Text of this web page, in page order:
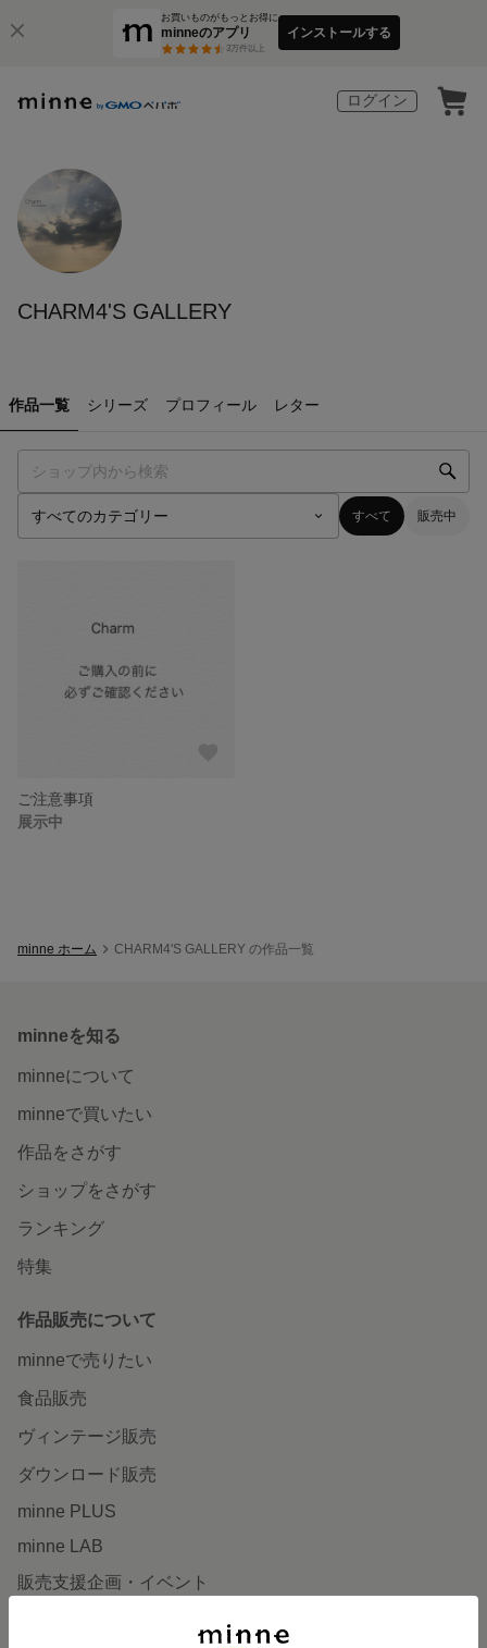
お買いものがもっとお得に
minneのアプリ
3万件以上
インストールする
ログイン
CHARM4'S GALLERY
作品一覧 シリーズ プロフィール レター
すべて 販売中
ご注意事項
展示中
minne ホーム CHARM4'S GALLERY の作品一覧
minneを知る
minneについて
minneで買いたい
作品をさがす
ショップをさがす
ランキング
特集
作品販売について
minneで売りたい
食品販売
ヴィンテージ販売
ダウンロード販売
minne PLUS
minne LAB
販売支援企画・イベント